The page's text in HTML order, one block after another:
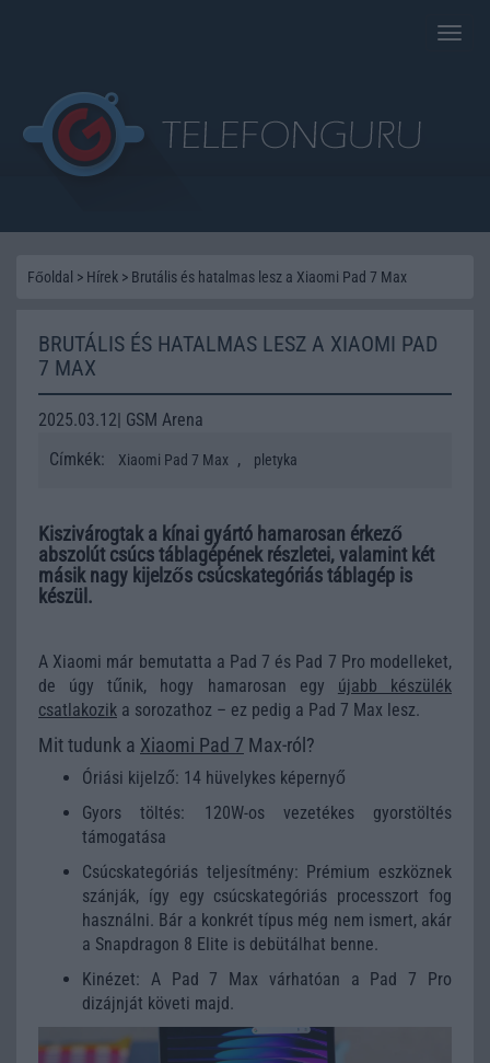
Toggle
Főoldal > Hírek > Brutális és hatalmas lesz a Xiaomi Pad 7 Max
BRUTÁLIS ÉS HATALMAS LESZ A XIAOMI PAD
7 MAX
2025.03.12| GSM Arena
Címkék:
Xiaomi Pad 7 Max , pletyka
Kiszivárogtak a kínai gyártó hamarosan érkező
abszolút csúcs táblagépének részletei, valamint két
másik nagy kijelzős csúcskategóriás táblagép is
készül.
A Xiaomi már bemutatta a Pad 7 és Pad 7 Pro modelleket,
de úgy tűnik, hogy hamarosan egy újabb készülék
csatlakozik a sorozathoz – ez pedig a Pad 7 Max lesz.
Mit tudunk a Xiaomi Pad 7 Max-ról?
Óriási kijelző: 14 hüvelykes képernyő
Gyors töltés: 120W-os vezetékes gyorstöltés
támogatása
Csúcskategóriás teljesítmény: Prémium eszköznek
szánják, így egy csúcskategóriás processzort fog
használni. Bár a konkrét típus még nem ismert, akár
a Snapdragon 8 Elite is debütálhat benne.
Kinézet: A Pad 7 Max várhatóan a Pad 7 Pro
dizájnját követi majd.